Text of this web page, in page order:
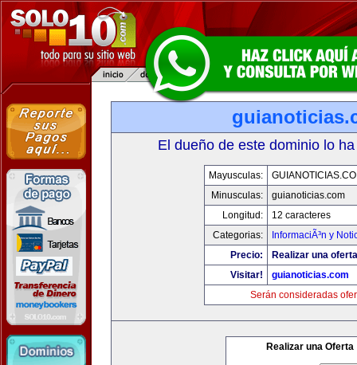
El dueño de este dominio lo
Mayusculas:
Minusculas:
guianoticias.com
Longitud:
12 caracteres
Categorias:
InformaciÃ³n y
Precio:
Realizar una
Visitar!
guianoticias.com
Serán consideradas
Realizar una Oferta